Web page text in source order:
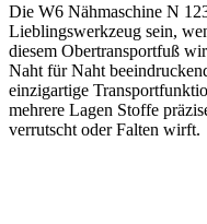
Die W6 Nähmaschine N
Lieblingswerkzeug sein,
diesem Obertransportfuß
Naht für Naht
einzigartige
mehrere Lagen Stoffe
verrutscht oder Falten wirft.